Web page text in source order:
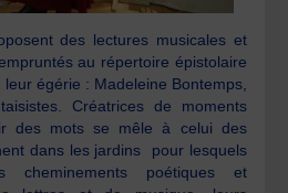
des lectures musicales et
au répertoire épistolaire
égérie : Madeleine Bontemps,
Créatrices de moments
des mots se mêle à celui des
dans les jardins pour lesquels
cheminements poétiques et